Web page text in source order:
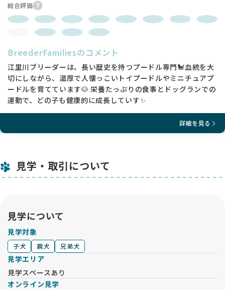
総合評価
BreederFamiliesのコメント
江里川ブリーダーは、長い歴史を持つプードル専門🐩血統を大
切にしながら、温厚で人懐っこいトイプードルやミニチュアプ
ードルを育てています🐶 栄養たっぷりの食事とドッグランでの
運動で、どの子も健康的に成長していす✨
詳細を見る
見学・取引について
見学について
見学対象
子犬 親犬 兄弟犬
見学エリア
見学スペースあり
オンライン見学